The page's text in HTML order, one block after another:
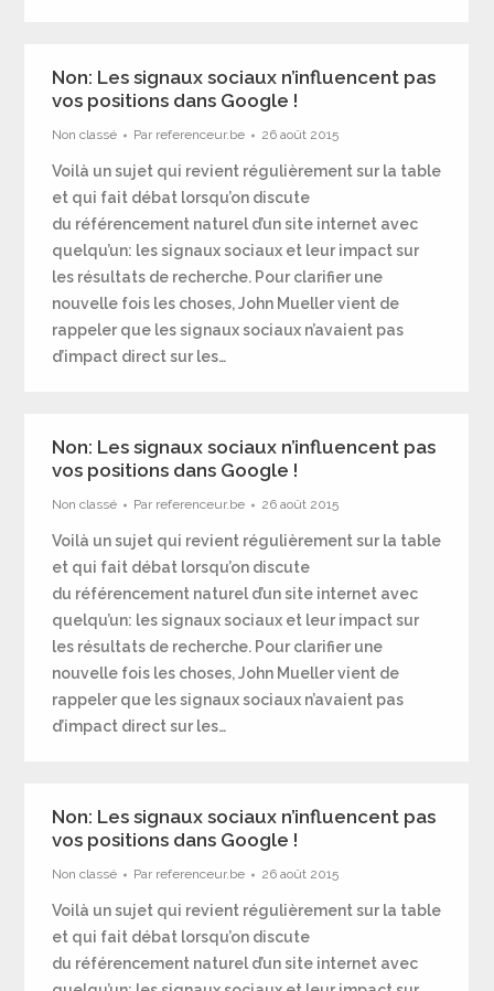
Non: Les signaux sociaux n’influencent pas
vos positions dans Google !
Non classé Par referenceur.be 26 août 2015
Voilà un sujet qui revient régulièrement sur la table
et qui fait débat lorsqu’on discute
du référencement naturel d’un site internet avec
quelqu’un: les signaux sociaux et leur impact sur
les résultats de recherche. Pour clarifier une
nouvelle fois les choses, John Mueller vient de
rappeler que les signaux sociaux n’avaient pas
d’impact direct sur les…
Non: Les signaux sociaux n’influencent pas
vos positions dans Google !
Non classé Par referenceur.be 26 août 2015
Voilà un sujet qui revient régulièrement sur la table
et qui fait débat lorsqu’on discute
du référencement naturel d’un site internet avec
quelqu’un: les signaux sociaux et leur impact sur
les résultats de recherche. Pour clarifier une
nouvelle fois les choses, John Mueller vient de
rappeler que les signaux sociaux n’avaient pas
d’impact direct sur les…
Non: Les signaux sociaux n’influencent pas
vos positions dans Google !
Non classé Par referenceur.be 26 août 2015
Voilà un sujet qui revient régulièrement sur la table
et qui fait débat lorsqu’on discute
du référencement naturel d’un site internet avec